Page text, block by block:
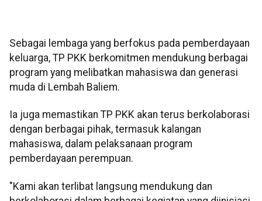
Sebagai lembaga yang berfokus pada pemberdayaan
keluarga, TP PKK berkomitmen mendukung berbagai
program yang melibatkan mahasiswa dan generasi
muda di Lembah Baliem.
Ia juga memastikan TP PKK akan terus berkolaborasi
dengan berbagai pihak, termasuk kalangan
mahasiswa, dalam pelaksanaan program
pemberdayaan perempuan.
"Kami akan terlibat langsung mendukung dan